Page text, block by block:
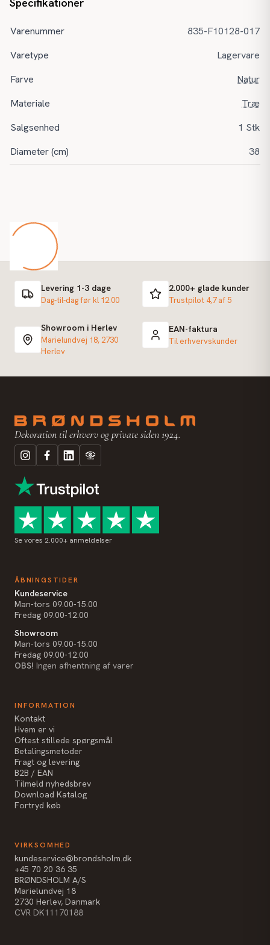
Varenummer
835-F10128-017
Varetype
Lagervare
Farve
Natur
Materiale
Træ
Salgsenhed
1 Stk
Diameter (cm)
38
Levering 1-3 dage
Dag-til-dag før kl 12:00
2.000+ glade kunder
Trustpilot 4,7 af 5
Showroom i Herlev
Marielundvej 18, 2730
Herlev
EAN-faktura
Til erhvervskunder
Dekoration til erhverv og private siden 1924.
Se vores 2.000+ anmeldelser
ÅBNINGSTIDER
Kundeservice
Man-tors 09.00-15.00
Fredag 09.00-12.00
Showroom
Man-tors 09.00-15.00
Fredag 09.00-12.00
OBS! Ingen afhentning af varer
INFORMATION
Kontakt
Hvem er vi
Oftest stillede spørgsmål
Betalingsmetoder
Fragt og levering
B2B / EAN
Tilmeld nyhedsbrev
Download Katalog
Fortryd køb
VIRKSOMHED
kundeservice@brondsholm.dk
+45 70 20 36 35
BRØNDSHOLM A/S
Marielundvej 18
2730 Herlev, Danmark
CVR DK11170188